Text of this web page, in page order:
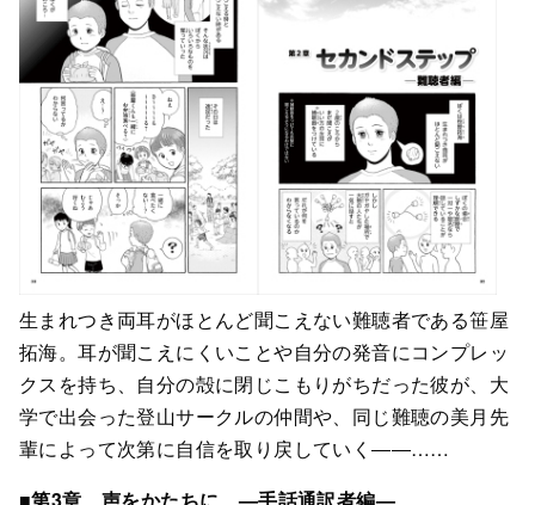
生まれつき両耳がほとんど聞こえない難聴者である笹屋
拓海。耳が聞こえにくいことや自分の発音にコンプレッ
クスを持ち、自分の殻に閉じこもりがちだった彼が、大
学で出会った登山サークルの仲間や、同じ難聴の美月先
輩によって次第に自信を取り戻していく――……